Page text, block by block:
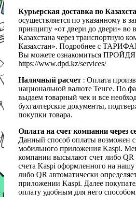
Курьерская доставка по
осуществляется по указанному в
принципу «от двери до двери» во
Казахстана через транспортную
Казахстан». Подробнее с
Вы можете ознакомиться
https://www.dpd.kz/services/
Наличный расчет : Оплата
национальной валюте Тенге. По
выдаем товарный чек и все
бухгалтерские документы,
покупки товара.
Оплата на счет компании через
Данный способ оплаты возможен
мобильного приложения Kaspi.
компании высылают счет либо QR
счета Kaspi оформленного на
либо QR автоматически
приложении Kaspi. Далее
оплату удобным для него